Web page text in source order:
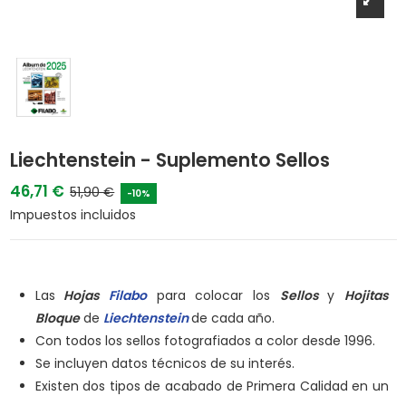
Liechtenstein - Suplemento Sellos
46,71 € 51,90 € -10%
Impuestos incluidos
Las Hojas Filabo para colocar los Sellos y Hojitas
Bloquede Liechtensteinde cada año.
Con todos los sellos fotografiados a color desde 1996.
Se incluyen datos técnicos de su interés.
Existen dos tipos de acabado de Primera Calidad en un